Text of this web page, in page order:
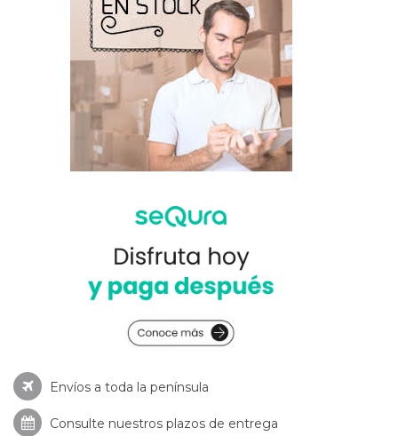
Envíos a toda la península
Consulte nuestros plazos de entrega